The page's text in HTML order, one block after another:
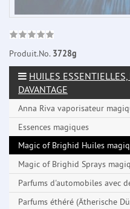
Produit.No. 3728g
HUILES
DAVANTAGE
Anna Riva vaporisateur
Essences magiques
Magic of Brighid Huiles
Magic of Brighid Sprays
Parfums d'automobiles avec
Parfums éthéré (Ätherische